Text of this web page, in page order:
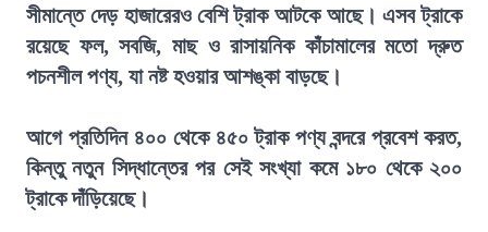
সীমান্তে দেড় হাজারেরও বেশি ট্রাক আটকে আছে। এসব ট্রাকে
রয়েছে ফল, সবজি, মাছ ও রাসায়নিক কাঁচামালের মতো দ্রুত
পচনশীল পণ্য, যা নষ্ট হওয়ার আশঙ্কা বাড়ছে।
আগে প্রতিদিন ৪০০ থেকে ৪৫০ ট্রাক পণ্য বন্দরে প্রবেশ করত,
কিন্তু নতুন সিদ্ধান্তের পর সেই সংখ্যা কমে ১৮০ থেকে ২০০
ট্রাকে দাঁড়িয়েছে।